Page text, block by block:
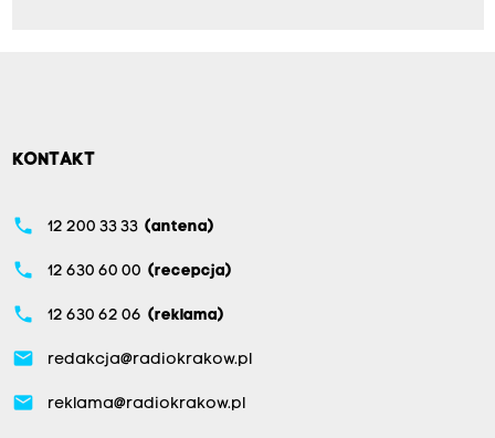
KONTAKT
phone 12 200 33 33 (antena)
phone 12 630 60 00 (recepcja)
phone 12 630 62 06 (reklama)
email redakcja@radiokrakow.pl
email reklama@radiokrakow.pl